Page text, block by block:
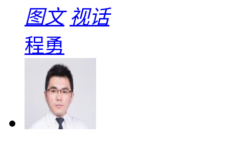
图文 视话
程勇